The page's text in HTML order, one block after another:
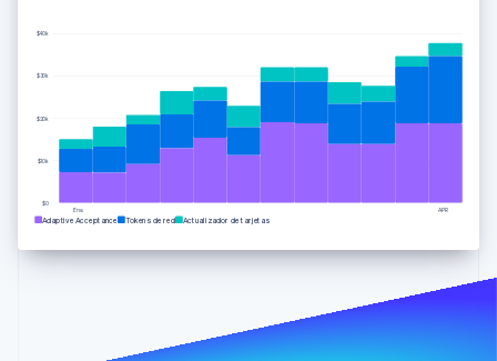
Sesiones de Stripe 2026
Descubre cómo Stripe construye la infraestructura
Mirar ahora
Socios
Stripe App Marketplace
$40k
$30k
$20k
$10k
$0
Ene.
APR
Adaptive Acceptance Tokens de red Actualizador de tarjetas